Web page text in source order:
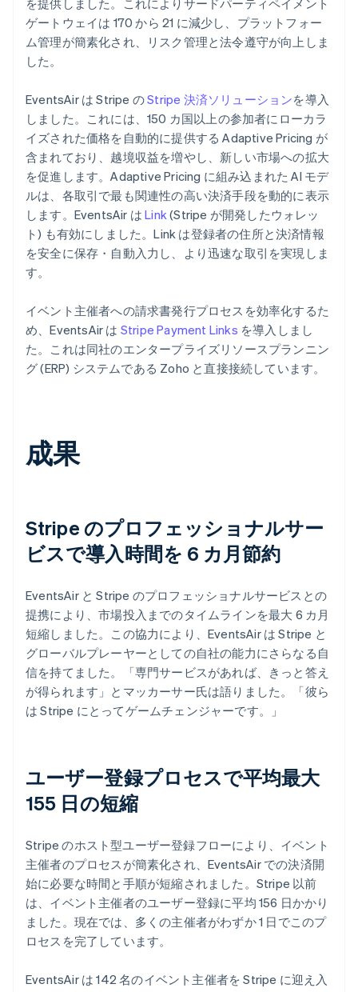
ゲートウェイは 170 から 21 に減少し、プラットフォー
ム管理が簡素化され、リスク管理と法令遵守が向上しま
した。
EventsAir は Stripe のStripe 決済ソリューションを導入
しました。これには、150 カ国以上の参加者にローカラ
イズされた価格を自動的に提供する Adaptive Pricing が
含まれており、越境収益を増やし、新しい市場への拡大
を促進します。Adaptive Pricing に組み込まれた AI モデ
ルは、各取引で最も関連性の高い決済手段を動的に表示
します。EventsAir はLink (Stripe が開発したウォレッ
ト) も有効にしました。Link は登録者の住所と決済情報
を安全に保存・自動入力し、より迅速な取引を実現しま
す。
イベント主催者への請求書発行プロセスを効率化するた
め、EventsAir は Stripe Payment Links を導入しまし
た。これは同社のエンタープライズリソースプランニン
グ (ERP) システムである Zoho と直接接続しています。
成果
Stripe のプロフェッショナルサー
ビスで導入時間を 6 カ月節約
EventsAir と Stripe のプロフェッショナルサービスとの
提携により、市場投入までのタイムラインを最大 6 カ月
短縮しました。この協力により、EventsAir は Stripe と
グローバルプレーヤーとしての自社の能力にさらなる自
信を持てました。「専門サービスがあれば、きっと答え
が得られます」とマッカーサー氏は語りました。「彼ら
は Stripe にとってゲームチェンジャーです。」
ユーザー登録プロセスで平均最大
155 日の短縮
Stripe のホスト型ユーザー登録フローにより、イベント
主催者のプロセスが簡素化され、EventsAir での決済開
始に必要な時間と手順が短縮されました。Stripe 以前
は、イベント主催者のユーザー登録に平均 156 日かかり
ました。現在では、多くの主催者がわずか 1 日でこのプ
ロセスを完了しています。
EventsAir は 142 名のイベント主催者を Stripe に迎え入